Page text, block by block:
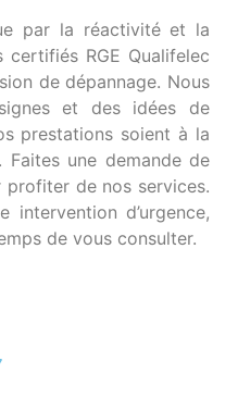
par la réactivité et la
RGE Qualifelec
de dépannage. Nous
et des idées de
prestations soient à la
Faites une demande de
de nos services.
intervention d’urgence,
de vous consulter.